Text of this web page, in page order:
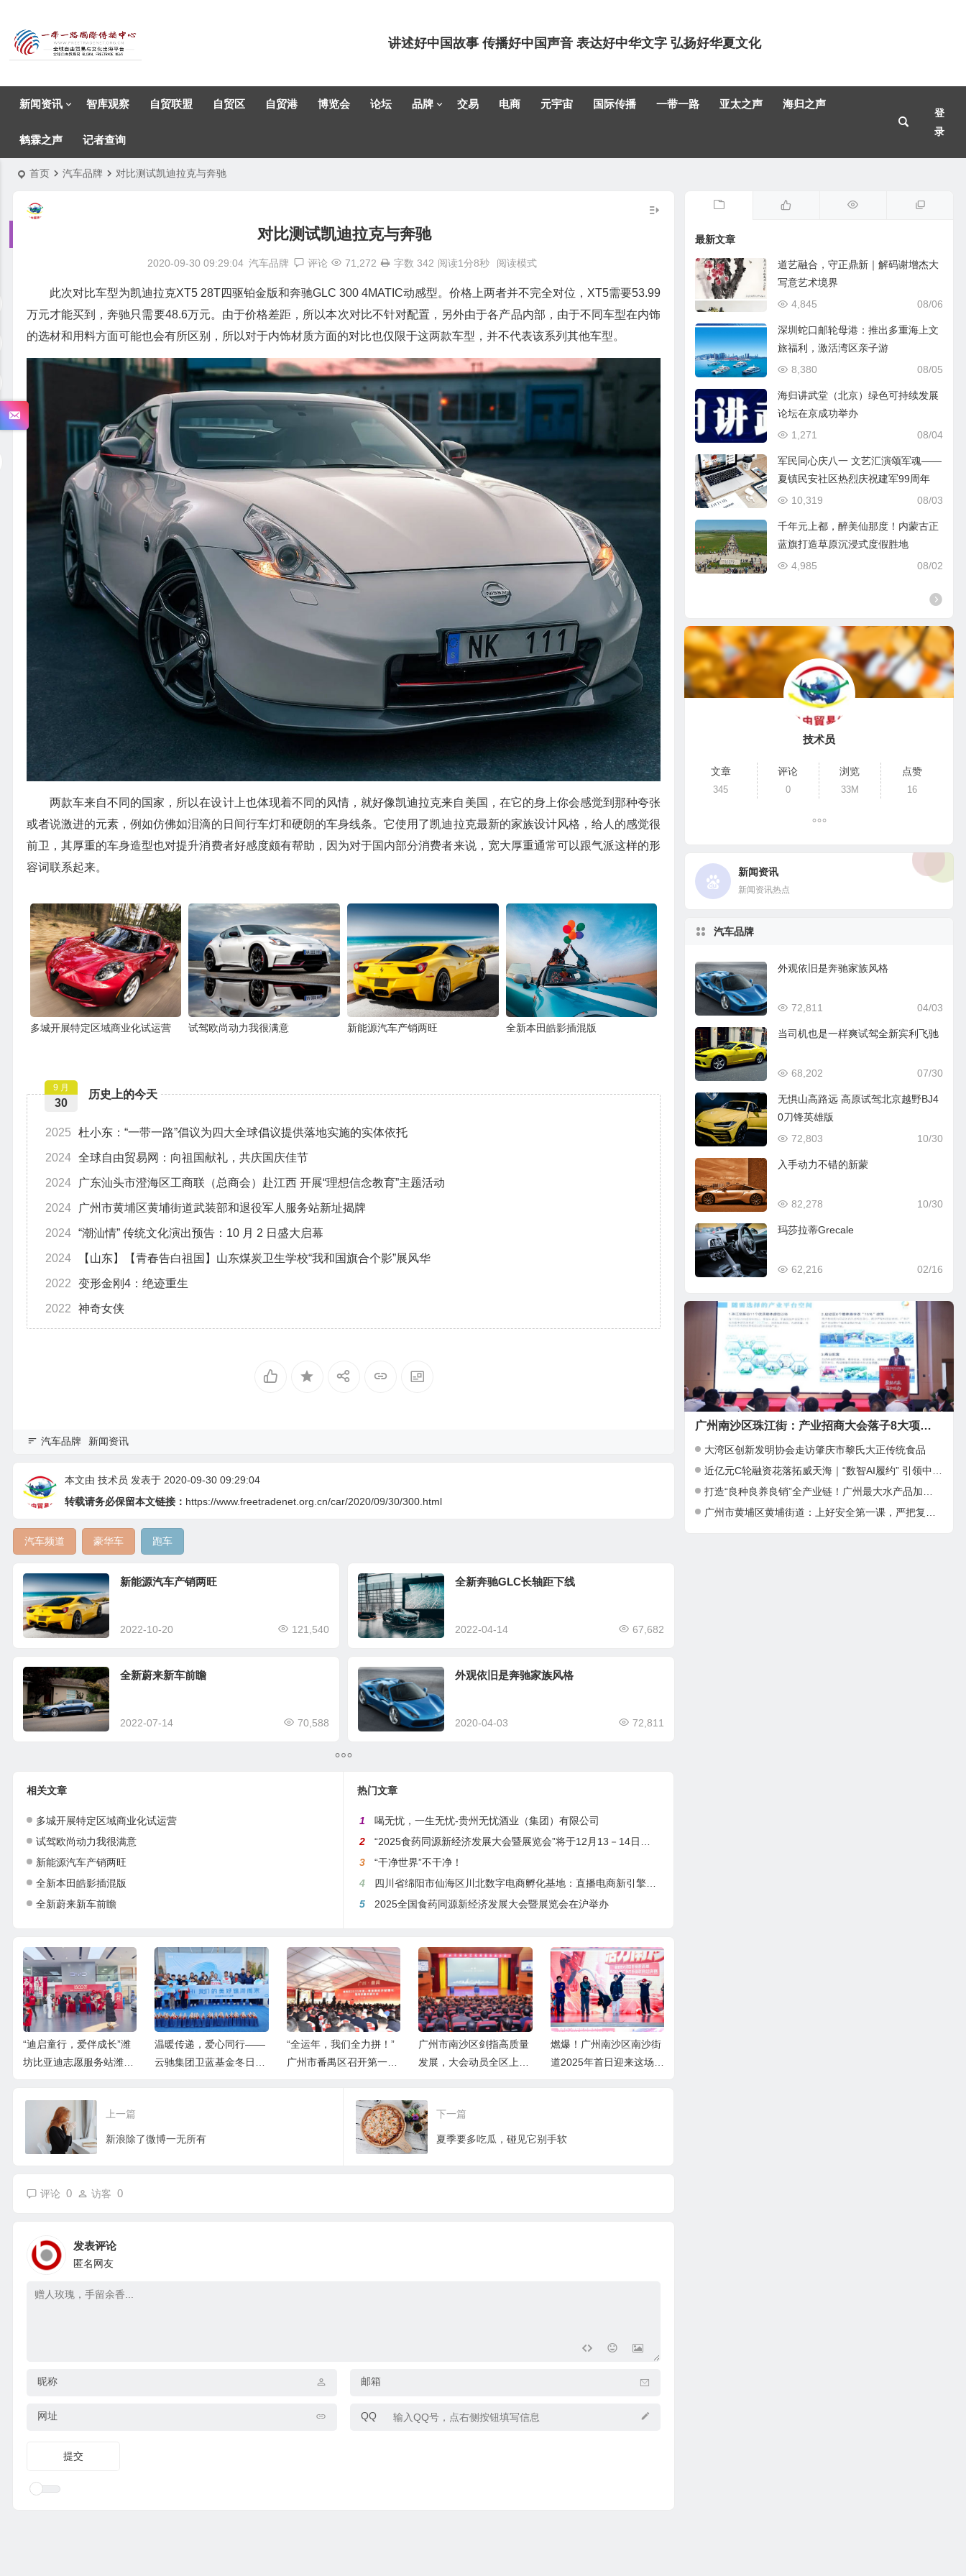
讲述好中国故事 传播好中国声音 表达好中华文字 弘扬好华夏文化
新闻资讯 智库观察 自贸联盟 自贸区 自贸港 博览会 论坛 品牌 交易 电商 元宇宙 国际传播 一带一路 亚太之声 海归之声
鹤霖之声 记者查询
登
录
首页 汽车品牌 对比测试凯迪拉克与奔驰
对比测试凯迪拉克与奔驰
2020-09-30 09:29:04 汽车品牌 评论 71,272 字数 342 阅读1分8秒 阅读模式
此次对比车型为凯迪拉克XT5 28T四驱铂金版和奔驰GLC 300 4MATIC动感型。价格上两者并不完全对位，XT5需要53.99
万元才能买到，奔驰只需要48.6万元。由于价格差距，所以本次对比不针对配置，另外由于各产品内部，由于不同车型在内饰
的选材和用料方面可能也会有所区别，所以对于内饰材质方面的对比也仅限于这两款车型，并不代表该系列其他车型。
两款车来自不同的国家，所以在设计上也体现着不同的风情，就好像凯迪拉克来自美国，在它的身上你会感觉到那种夸张
或者说激进的元素，例如仿佛如泪滴的日间行车灯和硬朗的车身线条。它使用了凯迪拉克最新的家族设计风格，给人的感觉很
前卫，其厚重的车身造型也对提升消费者好感度颇有帮助，因为对于国内部分消费者来说，宽大厚重通常可以跟气派这样的形
容词联系起来。
多城开展特定区域商业化试运营 试驾欧尚动力我很满意 新能源汽车产销两旺 全新本田皓影插混版
历史上的今天
9 月
30
2025 杜小东：“一带一路”倡议为四大全球倡议提供落地实施的实体依托
2024 全球自由贸易网：向祖国献礼，共庆国庆佳节
2024 广东汕头市澄海区工商联（总商会）赴江西 开展“理想信念教育”主题活动
2024 广州市黄埔区黄埔街道武装部和退役军人服务站新址揭牌
2024 “潮汕情” 传统文化演出预告：10 月 2 日盛大启幕
2024 【山东】【青春告白祖国】山东煤炭卫生学校“我和国旗合个影”展风华
2022 变形金刚4：绝迹重生
2022 神奇女侠
汽车品牌 新闻资讯
本文由 技术员 发表于 2020-09-30 09:29:04
转载请务必保留本文链接： https://www.freetradenet.org.cn/car/2020/09/30/300.html
汽车频道 豪华车 跑车
新能源汽车产销两旺
2022-10-20 121,540
全新奔驰GLC长轴距下线
2022-04-14 67,682
全新蔚来新车前瞻
2022-07-14 70,588
外观依旧是奔驰家族风格
2020-04-03 72,811
相关文章
多城开展特定区域商业化试运营
试驾欧尚动力我很满意
新能源汽车产销两旺
全新本田皓影插混版
全新蔚来新车前瞻
热门文章
1
喝无忧，一生无忧-贵州无忧酒业（集团）有限公司
2
“2025食药同源新经济发展大会暨展览会”将于12月13－14日在沪举行
3
“干净世界”不干净！
4
四川省绵阳市仙海区川北数字电商孵化基地：直播电商新引擎，预计年产值达5亿
5
2025全国食药同源新经济发展大会暨展览会在沪举办
“迪启童行，爱伴成长”潍
坊比亚迪志愿服务站潍城
温暖传递，爱心同行——
云驰集团卫蓝基金冬日公
“全运年，我们全力拼！”
广州市番禺区召开第一季
广州市南沙区剑指高质量
发展，大会动员全区上下
锋号角”
燃爆！广州南沙区南沙街
道2025年首日迎来这场热
上一篇
新浪除了微博一无所有
下一篇
夏季要多吃瓜，碰见它别手软
评论 0 访客 0
发表评论
匿名网友
昵称 邮箱
网址 QQ
最新文章
道艺融合，守正鼎新｜解码谢增杰大
写意艺术境界
08/06
4,845
深圳蛇口邮轮母港：推出多重海上文
旅福利，激活湾区亲子游
08/05
8,380
海归讲武堂（北京）绿色可持续发展
论坛在京成功举办
08/04
1,271
军民同心庆八一 文艺汇演颂军魂——
夏镇民安社区热烈庆祝建军99周年
08/03
10,319
千年元上都，醉美仙那度！内蒙古正
蓝旗打造草原沉浸式度假胜地
08/02
4,985
技术员
文章
345
评论
0
浏览
33M
点赞
16
新闻资讯
新闻资讯热点
汽车品牌
外观依旧是奔驰家族风格
04/03
72,811
当司机也是一样爽试驾全新宾利飞驰
07/30
68,202
无惧山高路远 高原试驾北京越野BJ4
0刀锋英雄版
10/30
72,803
入手动力不错的新蒙
10/30
82,278
玛莎拉蒂Grecale
02/16
62,216
广州南沙区珠江街：产业招商大会落子8大项目，邀湾区客商抢占“南沙站”红利
大湾区创新发明协会走访肇庆市黎氏大正传统食品
近亿元C轮融资花落拓威天海｜“数智AI履约” 引领中大件出海新基建
打造“良种良养良销”全产业链！广州最大水产品加工项目在南沙正式投产
广州市黄埔区黄埔街道：上好安全第一课，严把复工复产安全关